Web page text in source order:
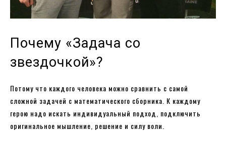
Почему «Задача со
звездочкой»?
Потому что каждого человека можно сравнить с самой
сложной задачей с математического сборника. К каждому
герою надо искать индивидуальный подход, подключить
оригинальное мышление, решение и силу воли.